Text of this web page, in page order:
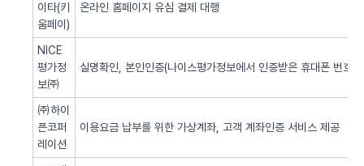
이타(키
움페이)
온라인 홈페이지 유심 결제 대행
NICE
평가정
보㈜
실명확인, 본인인증(나이스평가정보에서 인증받은 휴대폰 번호
㈜하이
픈코퍼
레이션
이용요금 납부를 위한 가상계좌, 고객 계좌인증 서비스 제공